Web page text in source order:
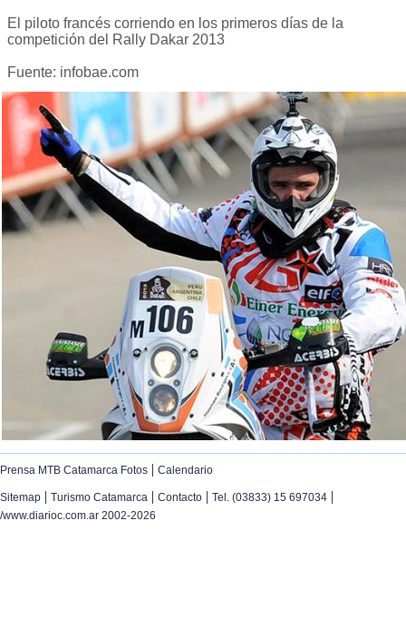
El piloto francés corriendo en los primeros días de la
competición del Rally Dakar 2013
Fuente: infobae.com
Prensa MTB Catamarca Fotos | Calendario
Sitemap | Turismo Catamarca | Contacto | Tel. (03833) 15 697034 |
/www.diarioc.com.ar 2002-2026